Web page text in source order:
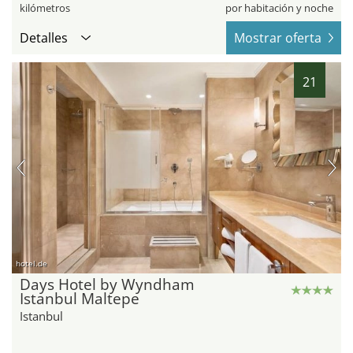
kilómetros por habitación y noche
Detalles Mostrar oferta
21
hotel.de
Days Hotel by Wyndham
Istanbul Maltepe
Istanbul